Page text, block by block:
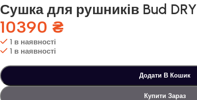
Сушка для рушників Bud DRY
10390 ₴
1 в наявності
1 в наявності
Додати В Кошик
Купити Зараз